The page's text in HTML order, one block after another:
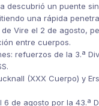
descubrió un puente
una rápida
Vire el 2 de agosto,
entre cuerpos.
refuerzos de la 3.ª
(XXX Cuerpo) y
6 de agosto por la 43.ª